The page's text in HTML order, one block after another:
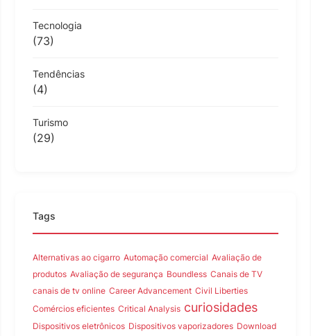
Tecnologia
(73)
Tendências
(4)
Turismo
(29)
Tags
Alternativas ao cigarro Automação comercial Avaliação de
produtos Avaliação de segurança Boundless Canais de TV
canais de tv online Career Advancement Civil Liberties
Comércios eficientes Critical Analysis curiosidades
Dispositivos eletrônicos Dispositivos vaporizadores Download